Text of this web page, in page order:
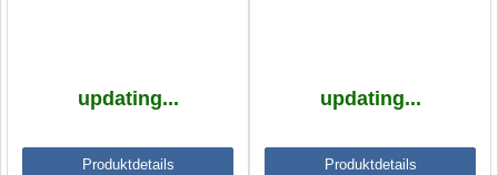
updating...
Produktdetails
updating...
Produktdetails